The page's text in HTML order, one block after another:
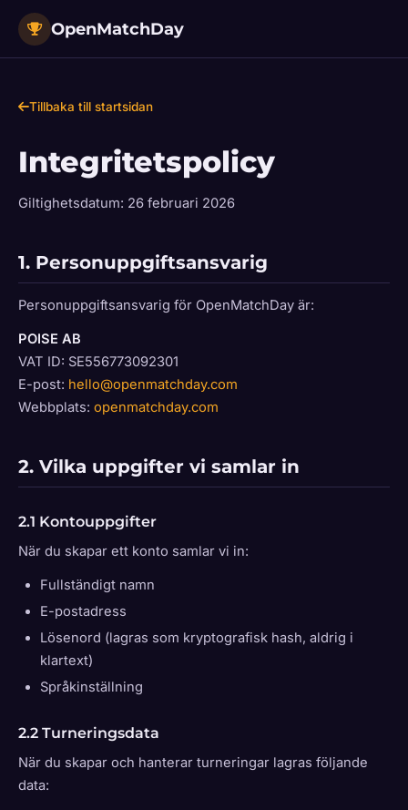
OpenMatchDay
Tillbaka till startsidan
Integritetspolicy
Giltighetsdatum: 26 februari 2026
1. Personuppgiftsansvarig
Personuppgiftsansvarig för OpenMatchDay är:
POISE AB
VAT ID: SE556773092301
E-post: hello@openmatchday.com
Webbplats: openmatchday.com
2. Vilka uppgifter vi samlar in
2.1 Kontouppgifter
När du skapar ett konto samlar vi in:
Fullständigt namn
E-postadress
Lösenord (lagras som kryptografisk hash, aldrig i
klartext)
Språkinställning
2.2 Turneringsdata
När du skapar och hanterar turneringar lagras följande
data: